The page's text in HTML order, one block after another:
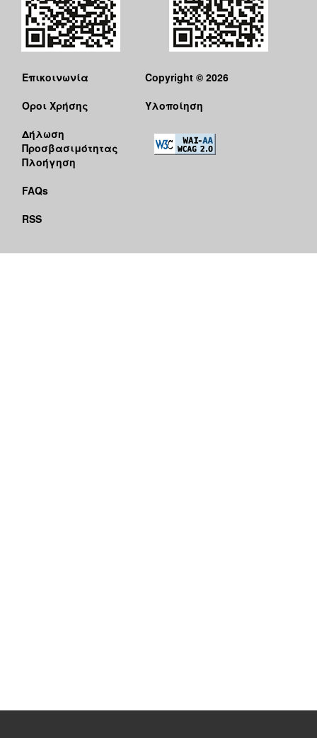
Επικοινωνία
Όροι Χρήσης
Δήλωση
Προσβασιμότητας
Πλοήγηση
FAQs
RSS
Copyright © 2026
Υλοποίηση